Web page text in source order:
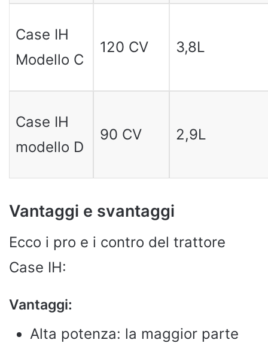
Case IH
Modello C
120 CV 3,8L
Case IH
modello D
90 CV 2,9L
Vantaggi e svantaggi
Ecco i pro e i contro del trattore
Case IH:
Vantaggi:
Alta potenza: la maggior parte